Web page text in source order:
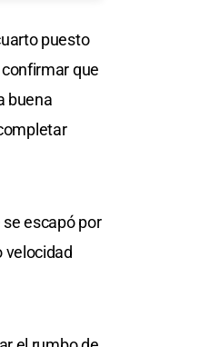
puesto
que
buena
escapó por
velocidad